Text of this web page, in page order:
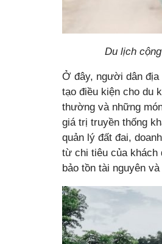
Du lịch
Ở đây, người dân
tạo điều kiện cho du
thường và những
giá trị truyền thống
quản lý đất đai,
từ chi tiêu của khách
bảo tồn tài nguyên